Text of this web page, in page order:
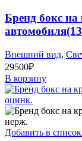
Бренд бокс
Внешний вид,
29500₽
В корзину
Добавить в